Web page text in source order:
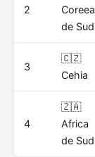
2
Coreea
de Sud
3
🇨🇿
Cehia
4
🇿🇦
Africa
de Sud